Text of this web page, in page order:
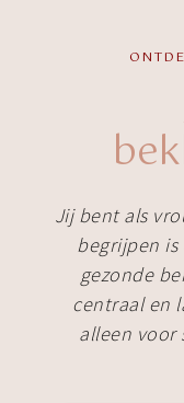
Jij bent als
begrijpen
gezonde
centraal en
alleen voor